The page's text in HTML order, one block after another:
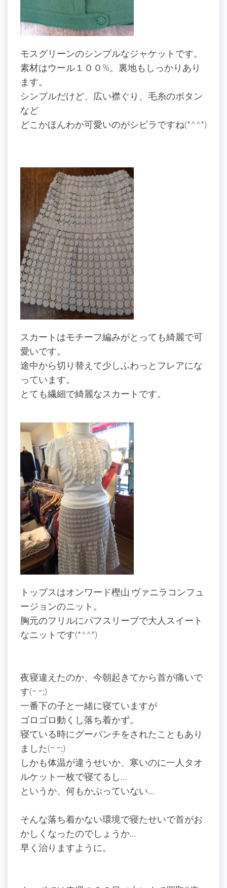
モスグリーンのシンプルなジャケットです。
素材はウール１００%。裏地もしっかりあり
ます。
シンプルだけど、広い襟ぐり、毛糸のボタン
など
どこかほんわか可愛いのがシビラですね(*^^*)
スカートはモチーフ編みがとっても綺麗で可
愛いです。
途中から切り替えて少しふわっとフレアにな
っています。
とても繊細で綺麗なスカートです。
トップスはオンワード樫山 ヴァニラコンフュ
ージョンのニット。
胸元のフリルにパフスリーブで大人スイート
なニットです(*^^*)
夜寝違えたのか、今朝起きてから首が痛いで
す(ｰ ｰ;)
一番下の子と一緒に寝ていますが
ゴロゴロ動くし落ち着かず。
寝ている時にグーパンチをされたこともあり
ました(ｰ ｰ;)
しかも体温が違うせいか、寒いのに一人タオ
ルケット一枚で寝てるし…
というか、何もかぶっていない…
そんな落ち着かない環境で寝たせいで首がお
かしくなったのでしょうか…
早く治りますように。